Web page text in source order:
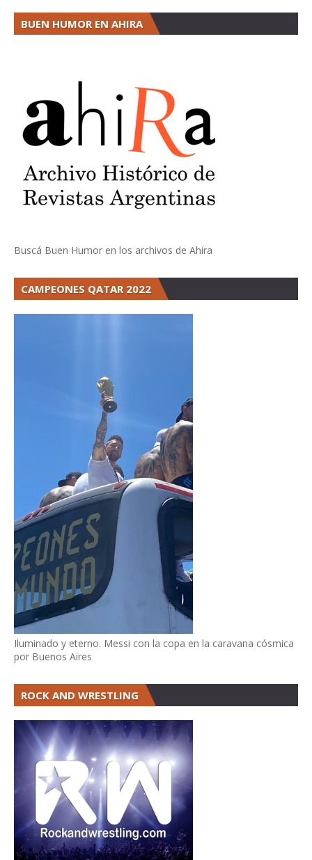
BUEN HUMOR EN AHIRA
Buscá Buen Humor en los archivos de Ahira
CAMPEONES QATAR 2022
Iluminado y eterno. Messi con la copa en la caravana cósmica
por Buenos Aires
ROCK AND WRESTLING